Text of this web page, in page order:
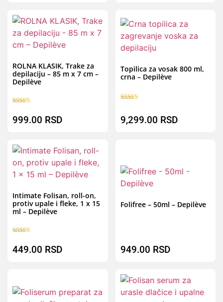
Brz pregled
ROLNA KLASIK, Trake za
depilaciju – 85 m x 7 cm –
Depilève
5.00
od 5
999.00 RSD
Topilica za vosak 800 ml,
crna – Depilève
od 5
9,299.00 RSD
Brz pregled
Intimate Folisan, roll-on,
protiv upale i fleke, 1 x 15
ml – Depilève
5.00
od 5
449.00 RSD
Folifree – 50ml – Depilève
949.00 RSD